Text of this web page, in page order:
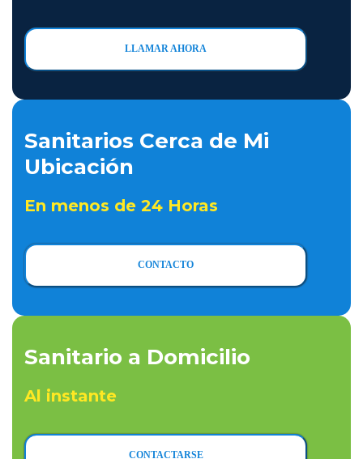
LLAMAR AHORA
Sanitarios Cerca de Mi
Ubicación
En menos de 24 Horas
CONTACTO
Sanitario a Domicilio
Al instante
CONTACTARSE